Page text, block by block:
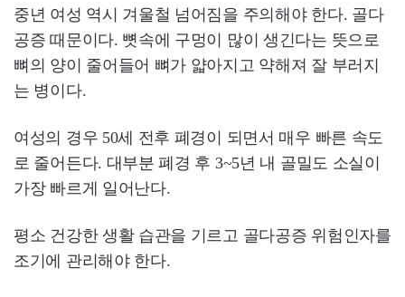
중년 여성 역시 겨울철 넘어짐을 주의해야 한다. 골다
공증 때문이다. 뼛속에 구멍이 많이 생긴다는 뜻으로
뼈의 양이 줄어들어 뼈가 얇아지고 약해져 잘 부러지
는 병이다.
여성의 경우 50세 전후 폐경이 되면서 매우 빠른 속도
로 줄어든다. 대부분 폐경 후 3~5년 내 골밀도 소실이
가장 빠르게 일어난다.
평소 건강한 생활 습관을 기르고 골다공증 위험인자를
조기에 관리해야 한다.